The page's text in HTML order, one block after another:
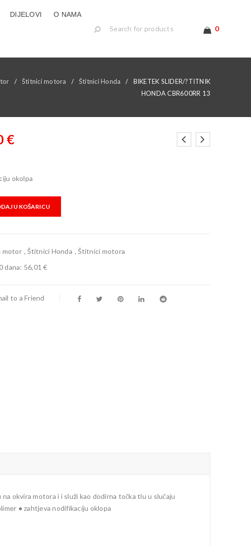
DIJELOVI O NAMA
0
/ Štitnici motora / Štitnici Honda /
BIKETEK SLIDER/?TITNIK
HONDA CBR600RR 13
€
okolpa
U KOŠARICU
motor ,Štitnici Honda ,Štitnici motora
dana: 56,01 €
to a Friend
okvira motora i i služi kao dodirna točka tlu u slučaju
● zahtjeva nodifikaciju oklopa